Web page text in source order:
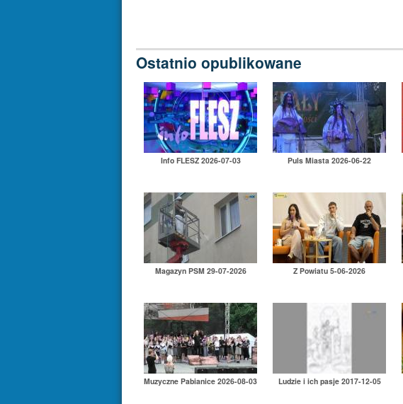
Ostatnio opublikowane
Info FLESZ 2026-07-03 Puls Miasta 2026-06-22
Magazyn PSM 29-07-2026 Z Powiatu 5-06-2026
Muzyczne Pabianice 2026-08-03 Ludzie i ich pasje 2017-12-05